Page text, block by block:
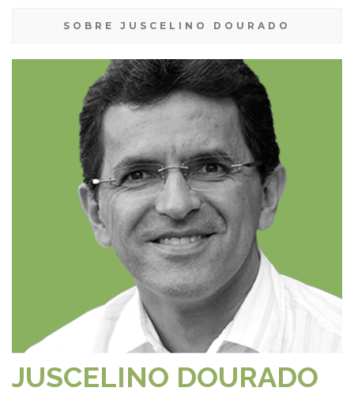
SOBRE JUSCELINO DOURADO
JUSCELINO DOURADO